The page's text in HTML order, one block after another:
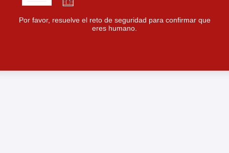
Por favor, resuelve el reto de seguridad para confirmar que
eres humano.